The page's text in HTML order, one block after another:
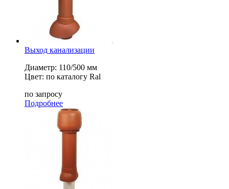
Выход канализации
Диаметр: 110/500 мм
Цвет: по каталогу Ral
по запросу
Подробнее